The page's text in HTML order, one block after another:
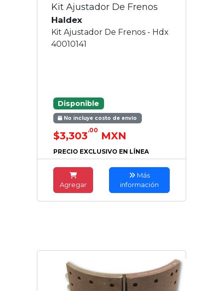
Kit Ajustador De Frenos
Haldex
Kit Ajustador De Frenos - Hdx
40010141
Disponible
No incluye costo de envío
$3,303.00 MXN
PRECIO EXCLUSIVO EN LÍNEA
Agregar
Más
información